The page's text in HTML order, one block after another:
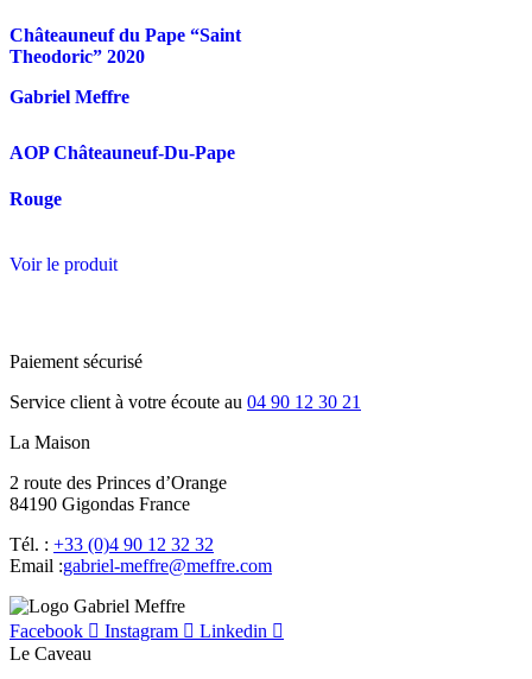
Châteauneuf du Pape “Saint
Theodoric” 2020
Gabriel Meffre
AOP Châteauneuf-Du-Pape
Rouge
Voir le produit
Paiement sécurisé
Service client à votre écoute au 04 90 12 30 21
La Maison
2 route des Princes d’Orange
84190 Gigondas France
Tél. : +33 (0)4 90 12 32 32
Email :moc.erffem@erffem-leirbag
Facebook Instagram
Linkedin
Le Caveau